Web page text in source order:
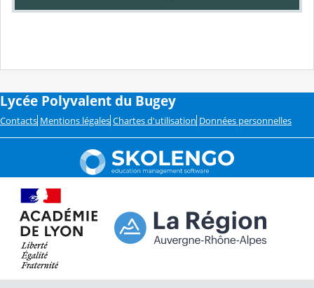
Lycée Polyvalent du Bugey
Contacts Mentions légales Chartes d'utilisation Données personnelles